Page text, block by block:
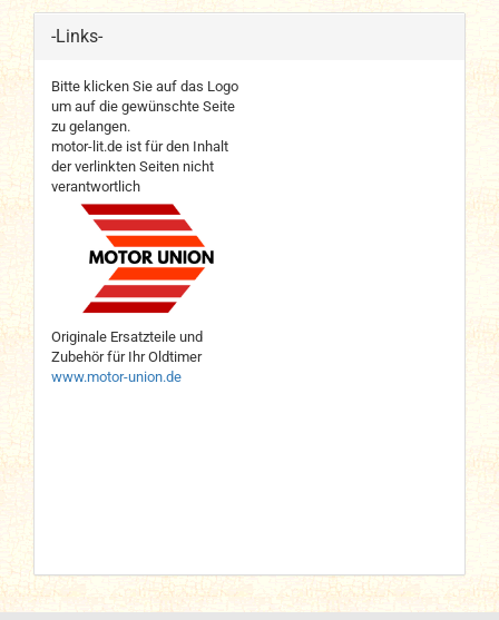
-Links-
Bitte klicken Sie auf das Logo
um auf die gewünschte Seite
zu gelangen.
motor-lit.de ist für den Inhalt
der verlinkten Seiten nicht
verantwortlich
Originale Ersatzteile und
Zubehör für Ihr Oldtimer
www.motor-union.de